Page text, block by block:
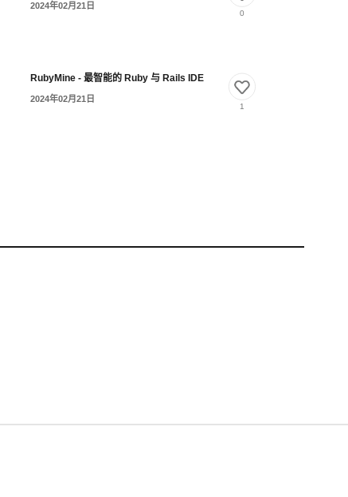
2024年02月21日
0
RubyMine - 最智能的 Ruby 与 Rails IDE
2024年02月21日
1